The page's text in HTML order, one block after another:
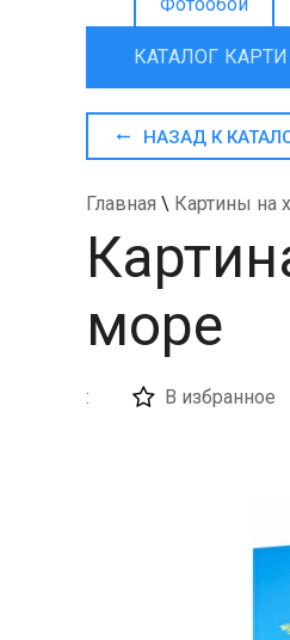
КАТАЛОГ
НАЗАД К
Главная \ Картины на
море
: В избранное